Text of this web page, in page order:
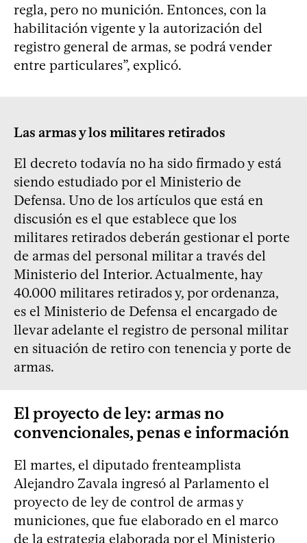
regla, pero no munición. Entonces, con la
habilitación vigente y la autorización del
registro general de armas, se podrá vender
entre particulares”, explicó.
Las armas y los militares retirados
El decreto todavía no ha sido firmado y está
siendo estudiado por el Ministerio de
Defensa. Uno de los artículos que está en
discusión es el que establece que los
militares retirados deberán gestionar el porte
de armas del personal militar a través del
Ministerio del Interior. Actualmente, hay
40.000 militares retirados y, por ordenanza,
es el Ministerio de Defensa el encargado de
llevar adelante el registro de personal militar
en situación de retiro con tenencia y porte de
armas.
El proyecto de ley: armas no
convencionales, penas e información
El martes, el diputado frenteamplista
Alejandro Zavala ingresó al Parlamento el
proyecto de ley de control de armas y
municiones, que fue elaborado en el marco
de la estrategia elaborada por el Ministerio